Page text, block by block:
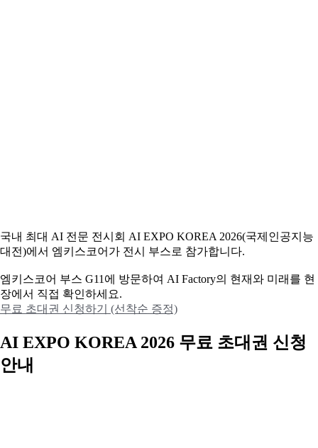
국내 최대 AI 전문 전시회 AI EXPO KOREA 2026(국제인공지능
대전)에서 엠키스코어가 전시 부스로 참가합니다.
엠키스코어 부스 G11에 방문하여 AI Factory의 현재와 미래를 현
장에서 직접 확인하세요.
무료 초대권 신청하기 (선착순 증정)
AI EXPO KOREA 2026 무료 초대권 신청
안내